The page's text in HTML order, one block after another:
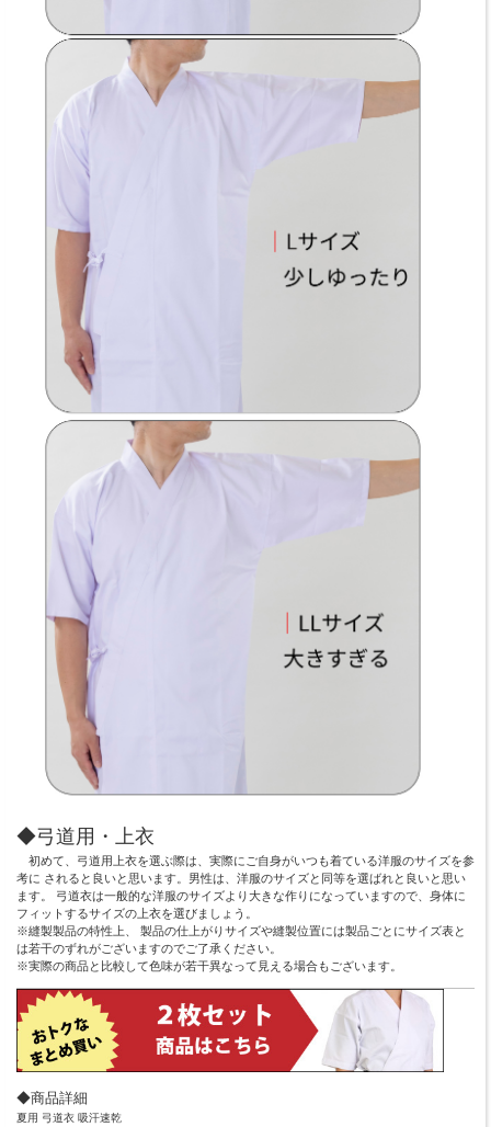
◆弓道用・上衣
初めて、弓道用上衣を選ぶ際は、実際にご自身がいつも着ている洋服のサイズを参
考に されると良いと思います。男性は、洋服のサイズと同等を選ばれと良いと思い
ます。 弓道衣は一般的な洋服のサイズより大きな作りになっていますので、身体に
フィットするサイズの上衣を選びましょう。
※縫製製品の特性上、 製品の仕上がりサイズや縫製位置には製品ごとにサイズ表と
は若干のずれがございますのでご了承ください。
※実際の商品と比較して色味が若干異なって見える場合もございます。
◆商品詳細
夏用 弓道衣 吸汗速乾